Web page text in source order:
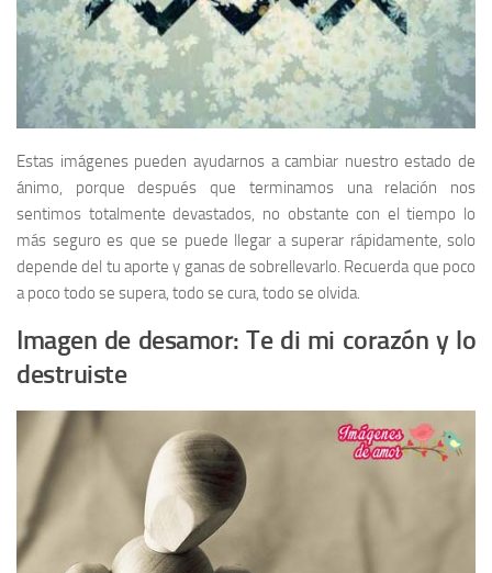
Estas imágenes pueden ayudarnos a cambiar nuestro estado de
ánimo, porque después que terminamos una relación nos
sentimos totalmente devastados, no obstante con el tiempo lo
más seguro es que se puede llegar a superar rápidamente, solo
depende del tu aporte y ganas de sobrellevarlo. Recuerda que poco
a poco todo se supera, todo se cura, todo se olvida.
Imagen de desamor: Te di mi corazón y lo
destruiste